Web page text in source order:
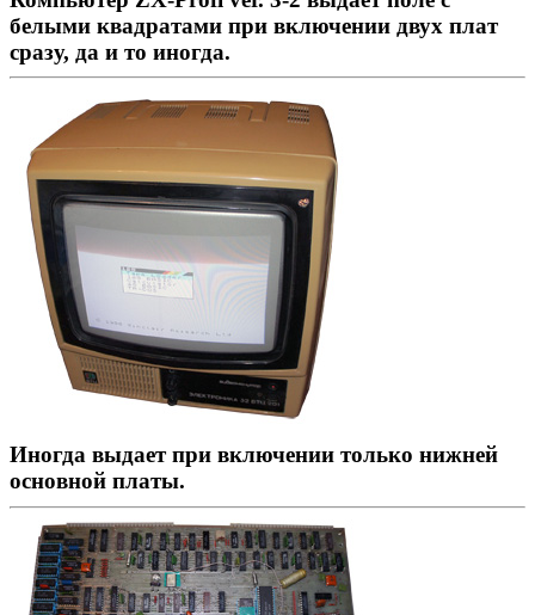
белыми квадратами при включении двух плат
сразу, да и то иногда.
Иногда выдает при включении только нижней
основной платы.